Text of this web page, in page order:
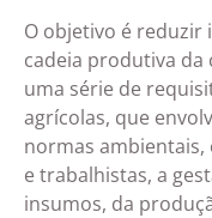
O objetivo é reduzir
cadeia produtiva da
uma série de
agrícolas, que
normas
e trabalhistas, a
insumos, da